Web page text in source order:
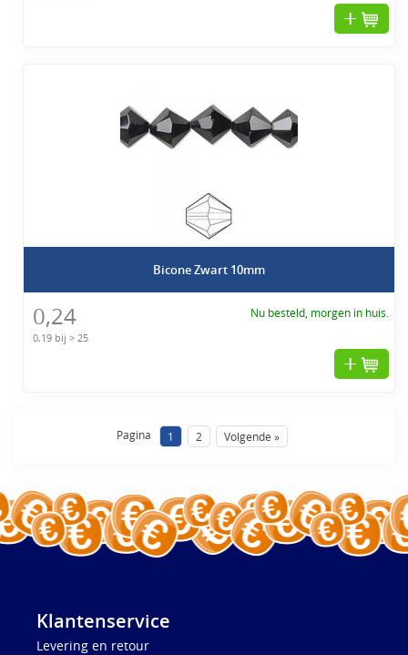
Bicone Zwart 10mm
0,24
0,19 bij > 25
Nu besteld, morgen in huis.
Pagina 1 2 Volgende »
Klantenservice
Levering en retour